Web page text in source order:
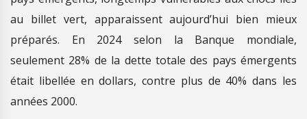
au billet vert, apparaissent aujourd’hui bien mieux
préparés. En 2024 selon la Banque mondiale,
seulement 28% de la dette totale des pays émergents
était libellée en dollars, contre plus de 40% dans les
années 2000.